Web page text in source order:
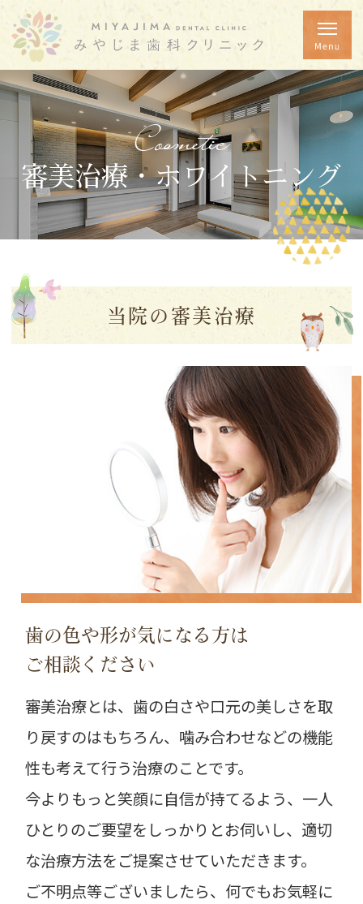
Cosmetic
審美治療・ホワイトニング
当院の審美治療
歯の色や形が気になる方は
ご相談ください
審美治療とは、歯の白さや口元の美しさを取
り戻すのはもちろん、噛み合わせなどの機能
性も考えて行う治療のことです。
今よりもっと笑顔に自信が持てるよう、一人
ひとりのご要望をしっかりとお伺いし、適切
な治療方法をご提案させていただきます。
ご不明点等ございましたら、何でもお気軽に